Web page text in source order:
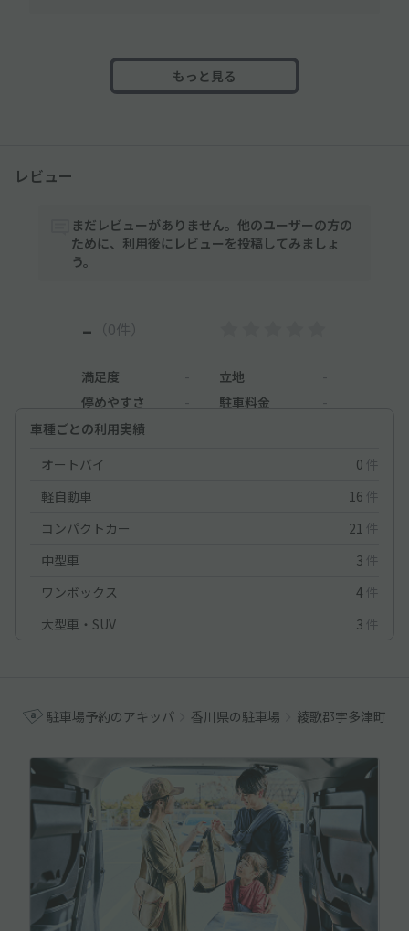
もっと見る
レビュー
まだレビューがありません。他のユーザーの方の
ために、利用後にレビューを投稿してみましょ
う。
- （0件）
満足度 立地
停めやすさ
駐車料金
車種ごとの利用実績
オートバイ
0 件
軽自動車
16 件
コンパクトカー
21 件
中型車
3 件
ワンボックス
4 件
大型車・SUV
3 件
駐車場予約のアキッパ 香川県の駐車場 綾歌郡宇多津町の